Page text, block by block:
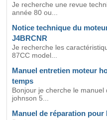
Je recherche une revue
année 80 ou...
Notice technique du
J4BRCNR
Je recherche les
87CC model...
Manuel entretien moteur
temps
Bonjour je cherche le
johnson 5...
Manuel de réparation pour